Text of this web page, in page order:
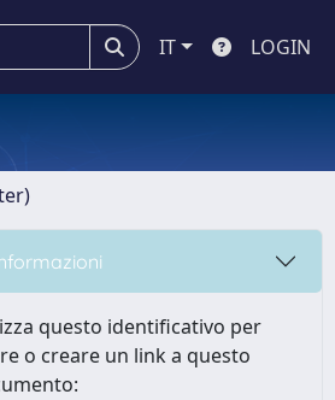
IT LOGIN
questo identificativo per
o creare un link a questo